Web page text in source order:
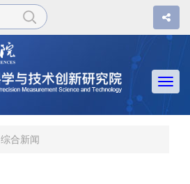
综合新闻